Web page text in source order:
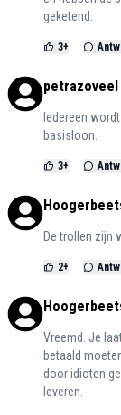
geketend.
3+
petrazoveel
Iedereen
basisloon.
3+
De trollen zijn
2+
Vreemd. Je
betaald
door idioten
leveren.